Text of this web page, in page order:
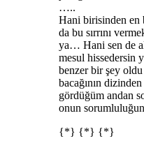
…..
Hani birisinden en
da bu sırrını
ya… Hani sen de
mesul hissedersin
benzer bir şey oldu
bacağının
gördüğüm andan
onun
{*} {*} {*}